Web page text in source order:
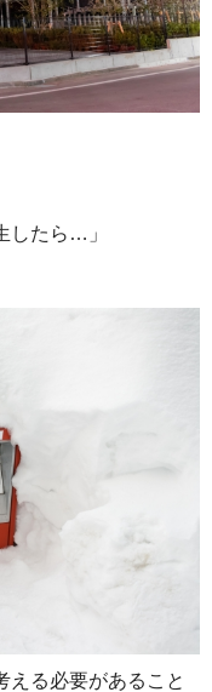
したら…」
える必要があること